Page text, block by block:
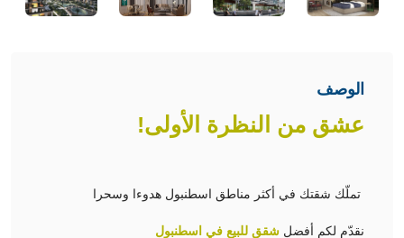
الوصف
عشق من النظرة الأولى!
تملّك شقتك في أكثر مناطق اسطنبول هدوءا وسحرا
نقدّم لكم أفضل شقق للبيع في اسطنبول